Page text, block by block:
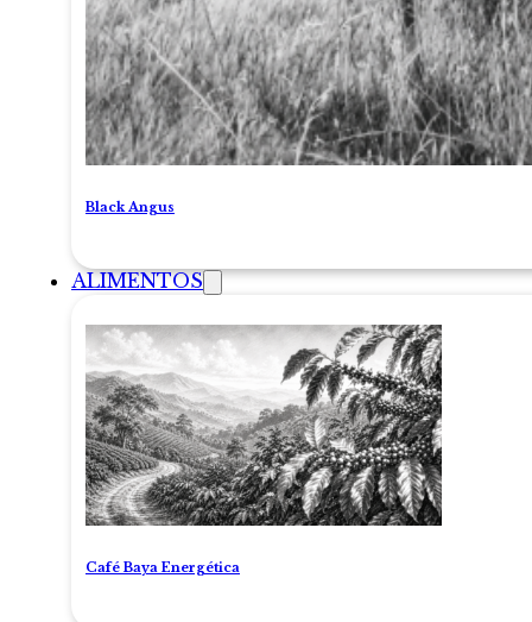
Black Angus
ALIMENTOS
Café Baya Energética